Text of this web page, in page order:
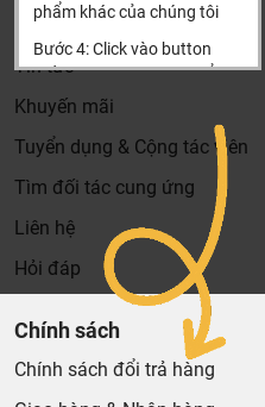
phẩm khác của chúng tôi
Bước 4: Click vào button
Tiến hành thanh toán để
thanh toán đơn hàng của
Xin cảm ơn khách hàng!!!
Tìm đại lý & Hợp tác
Tin tức
Khuyến mãi
Tuyển dụng & Cộng tác viên
Tìm đối tác cung ứng
Liên hệ
Hỏi đáp
Chính sách
Chính sách đổi trả hàng